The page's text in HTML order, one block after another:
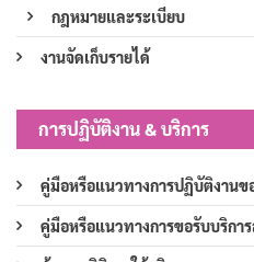
กฎหมายและระเบียบ
งานจัดเก็บรายได้
การปฏิบัติงาน & บริการ
คู่มือหรือแนวทางการปฏิบัติงานข
คู่มือหรือแนวทางการขอรับบริกา